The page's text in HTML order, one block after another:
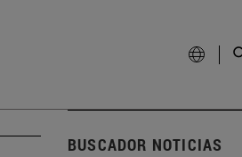
BUSCADOR NOTICIAS